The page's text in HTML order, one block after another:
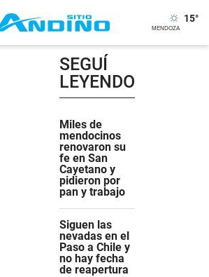
15°
SEGUÍ
LEYENDO
Miles de
mendocinos
renovaron su
fe en San
Cayetano y
pidieron por
pan y trabajo
Siguen las
nevadas en el
Paso a Chile y
no hay fecha
de reapertura